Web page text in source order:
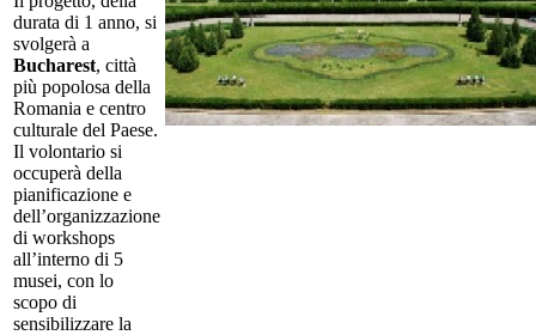
durata di 1 anno, si
svolgerà a
Bucharest, città
più popolosa della
Romania e centro
culturale del Paese.
Il volontario si
occuperà della
pianificazione e
dell’organizzazione
di workshops
all’interno di 5
musei, con lo
scopo di
sensibilizzare la